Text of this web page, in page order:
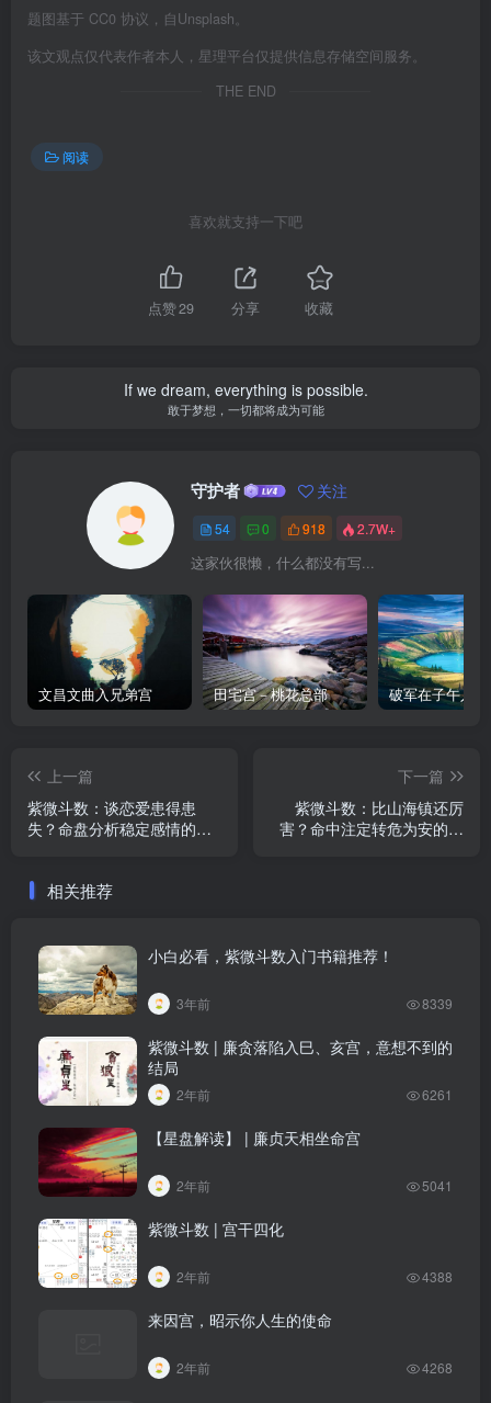
题图基于 CC0 协议，自Unsplash。
该文观点仅代表作者本人，星理平台仅提供信息存储空间服务。
THE END
阅读
喜欢就支持一下吧
点赞29 分享 收藏
If we dream, everything is possible.
敢于梦想，一切都将成为可能
守护者 关注
54 0 918 2.7W+
这家伙很懒，什么都没有写...
文昌文曲入兄弟宫 田宅宫－桃花总部 破军在子午入命
上一篇
紫微斗数：谈恋爱患得患
失？命盘分析稳定感情的秘
下一篇
紫微斗数：比山海镇还厉
害？命中注定转危为安的命
相关推荐
小白必看，紫微斗数入门书籍推荐！
3年前 8339
紫微斗数 | 廉贪落陷入巳、亥宫，意想不到的
结局
2年前 6261
【星盘解读】 | 廉贞天相坐命宫
2年前 5041
紫微斗数 | 宫干四化
2年前 4388
来因宫，昭示你人生的使命
2年前 4268